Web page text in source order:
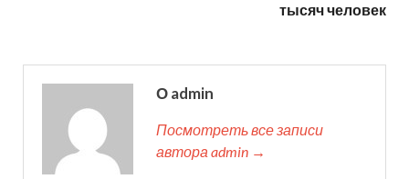
тысяч человек
О admin
Посмотреть все записи
автора admin →